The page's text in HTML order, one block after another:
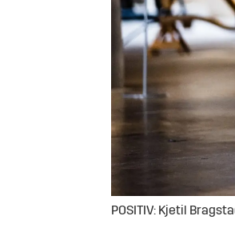
POSITIV: Kjetil